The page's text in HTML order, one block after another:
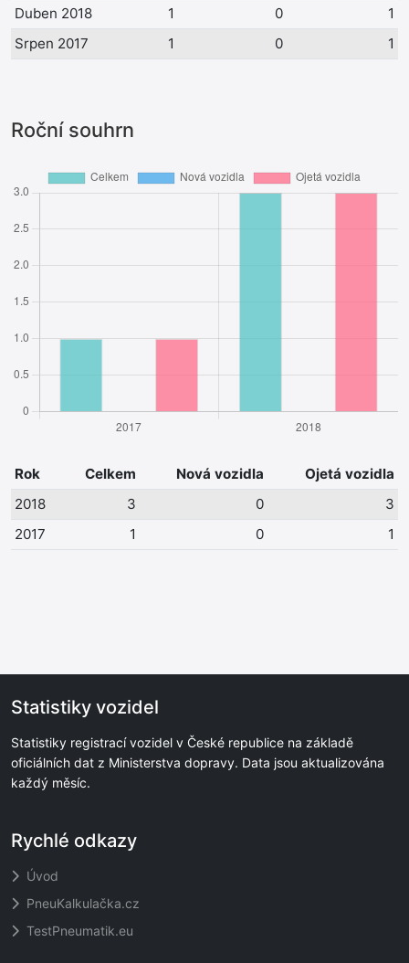
Duben 2018
1 0
1
Srpen 2017
1 0 1
Roční souhrn
Rok Celkem Nová vozidla
Ojetá vozidla
2018
3 0
3
2017
1 0 1
Statistiky vozidel
Statistiky registrací vozidel v České republice na základě
oficiálních dat z Ministerstva dopravy. Data jsou aktualizována
každý měsíc.
Rychlé odkazy
Úvod
PneuKalkulačka.cz
TestPneumatik.eu